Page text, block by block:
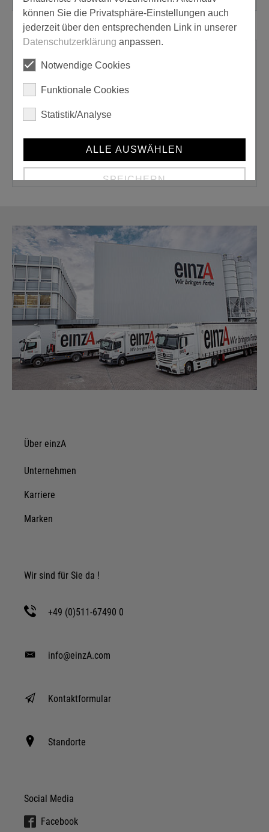
Passende Produkte oder Zubehör
Uzin Toptac 35
Über einzA
Unternehmen
Karriere
Marken
Wir sind für Sie da !
+49 (0)511-67490 0
info@einzA.com
Kontaktformular
Standorte
Social Media
Facebook
können Sie die Privatsphäre-Einstellungen auch
jederzeit über den entsprechenden Link in unserer
Datenschutzerklärung anpassen.
Notwendige Cookies
Funktionale Cookies
Statistik/Analyse
ALLE AUSWÄHLEN
SPEICHERN
Impressum |